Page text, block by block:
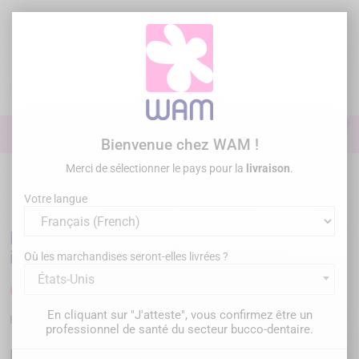
MICRODONT - MIR 1.0 Strip réduction
interproximale - Scie
MICRODONT - MIR 1.0 Strip réduction
interproximale - Scie
6,00 €
Référence :MC.10.323.100
MIR1.0 scie : votre allié idéal pour les réductions
Bienvenue chez WAM !
Merci de sélectionner le pays pour la livraison.
Votre langue
Où les marchandises seront-elles livrées ?
États-Unis
En cliquant sur "J'atteste", vous confirmez être un
professionnel de santé du secteur bucco-dentaire.